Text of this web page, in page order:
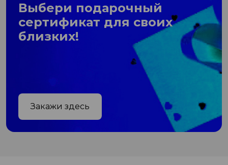
Выбери подарочный
сертификат для своих
близких!
Закажи здесь